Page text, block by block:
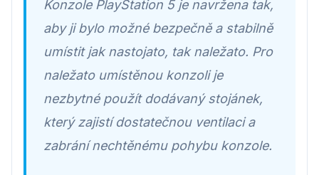
Konzole PlayStation 5 je navržena tak,
aby ji bylo možné bezpečně a stabilně
umístit jak nastojato, tak naležato. Pro
naležato umístěnou konzoli je
nezbytné použít dodávaný stojánek,
který zajistí dostatečnou ventilaci a
zabrání nechtěnému pohybu konzole.